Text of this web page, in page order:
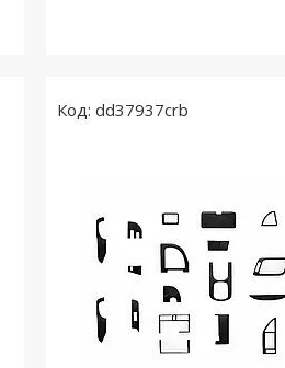
dd37937crb